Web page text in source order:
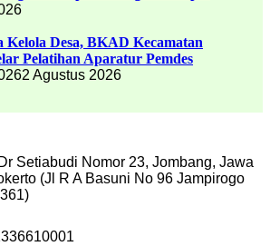
Kelola Desa, BKAD Kecamatan
Pelatihan Aparatur Pemdes
2 Agustus 2026
Setiabudi Nomor 23, Jombang, Jawa
(Jl R A Basuni No 96 Jampirogo